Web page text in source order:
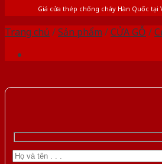
Giá cửa thép chống cháy Hàn Quốc tại
Trang chủ /Sản phẩm /CỬA GỖ /